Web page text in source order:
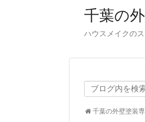
千葉の
ハウスメイクの
千葉の外壁塗装